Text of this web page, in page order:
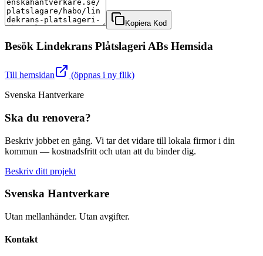
Kopiera Kod
Besök Lindekrans Plåtslageri ABs Hemsida
Till hemsidan
(öppnas i ny flik)
Svenska Hantverkare
Ska du renovera?
Beskriv jobbet en gång. Vi tar det vidare till lokala firmor i din
kommun — kostnadsfritt och utan att du binder dig.
Beskriv ditt projekt
Svenska Hantverkare
Utan mellanhänder. Utan avgifter.
Kontakt